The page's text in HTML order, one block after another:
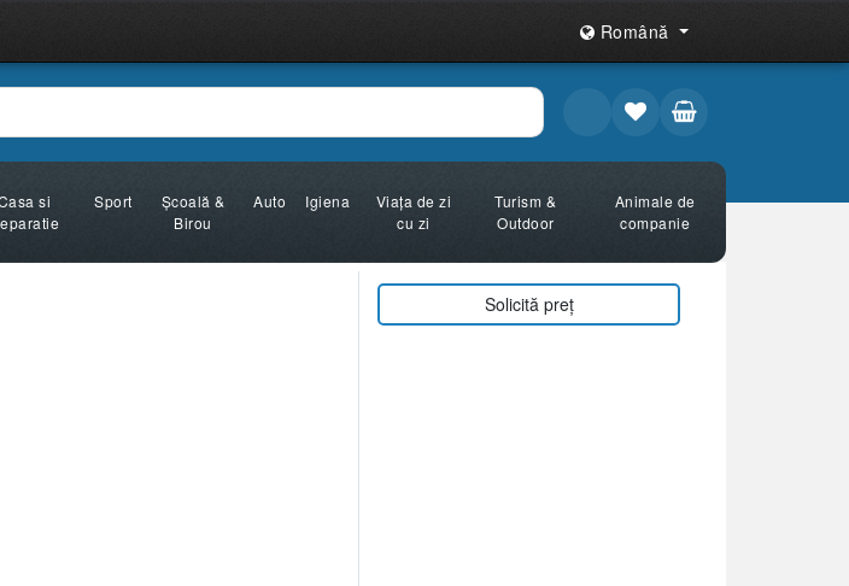
Română
si
Sport
Şcoală &
Birou
Auto Igiena
Viața de zi
cu zi
Turism &
Outdoor
Animale de
companie
Solicită preț